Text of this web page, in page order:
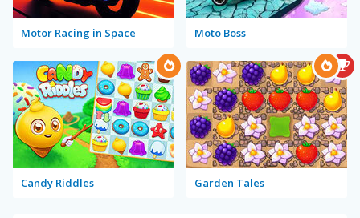
Motor Racing in Space Moto Boss
Candy Riddles Garden Tales